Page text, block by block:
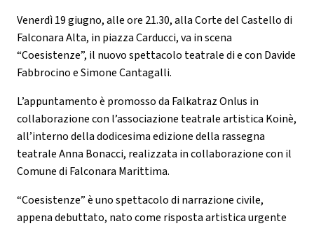
Venerdì 19 giugno, alle ore 21.30, alla Corte del Castello di
Falconara Alta, in piazza Carducci, va in scena
“Coesistenze”, il nuovo spettacolo teatrale di e con Davide
Fabbrocino e Simone Cantagalli.
L’appuntamento è promosso da Falkatraz Onlus in
collaborazione con l’associazione teatrale artistica Koinè,
all’interno della dodicesima edizione della rassegna
teatrale Anna Bonacci, realizzata in collaborazione con il
Comune di Falconara Marittima.
“Coesistenze” è uno spettacolo di narrazione civile,
appena debuttato, nato come risposta artistica urgente